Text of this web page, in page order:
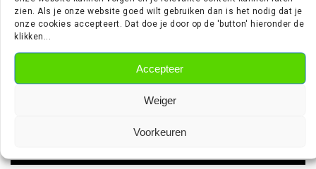
zien. Als je onze website goed wilt gebruiken dan is het nodig dat je
onze cookies accepteert. Dat doe je door op de 'button' hieronder de
klikken...
Accepteer
Weiger
Voorkeuren
‘TEUN KOOPMEINERS STAAT VOOR
AVONTUUR IN DE PREMIER LEAGUE’
‘AJAX IN GESPREK MET FRANSE
GROOTMACHT PARIS SAINT-GERMAIN’